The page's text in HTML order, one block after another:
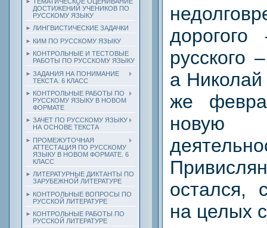
ДОСТИЖЕНИЙ УЧЕНИКОВ ПО
РУССКОМУ ЯЗЫКУ
ЛИНГВИСТИЧЕСКИЕ ЗАДАЧКИ
КИМ ПО РУССКОМУ ЯЗЫКУ
КОНТРОЛЬНЫЕ И ТЕСТОВЫЕ
РАБОТЫ ПО РУССКОМУ ЯЗЫКУ
ЗАДАНИЯ НА ПОНИМАНИЕ
ТЕКСТА. 6 КЛАСС
КОНТРОЛЬНЫЕ РАБОТЫ ПО
РУССКОМУ ЯЗЫКУ В НОВОМ
ФОРМАТЕ
ЗАЧЕТ ПО РУССКОМУ ЯЗЫКУ
НА ОСНОВЕ ТЕКСТА
ПРОМЕЖУТОЧНАЯ
АТТЕСТАЦИЯ ПО РУССКОМУ
ЯЗЫКУ В НОВОМ ФОРМАТЕ. 6
КЛАСС
ЛИТЕРАТУРНЫЕ ДИКТАНТЫ ПО
ЗАРУБЕЖНОЙ ЛИТЕРАТУРЕ
КОНТРОЛЬНЫЕ ВОПРОСЫ ПО
РУССКОЙ ЛИТЕРАТУРЕ
КОНТРОЛЬНЫЕ РАБОТЫ ПО
РУССКОЙ ЛИТЕРАТУРЕ
русского
а
же
остался,
на целых